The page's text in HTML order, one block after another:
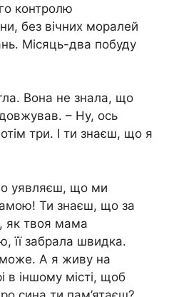
контролю
без вічних моралей
Місяць-два побуду
Вона не знала, що
– Ну, ось
три. І ти знаєш, що я
уявляєш, що ми
Ти знаєш, що за
як твоя мама
її забрала швидка.
може. А я живу на
в іншому місті, щоб